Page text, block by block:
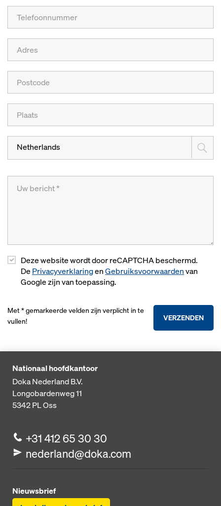
Netherlands
Deze website wordt door reCAPTCHA beschermd.
De PrivacyverklaringenGebruiksvoorwaardenvan
Google zijn van toepassing.
VERZENDEN
Met * gemarkeerde velden zijn verplicht in te
vullen!
Nationaal hoofdkantoor
Doka Nederland B.V.
Longobardenweg 11
5342 PLOss
+31 412 65 30 30
nederland@doka.com
Nieuwsbrief